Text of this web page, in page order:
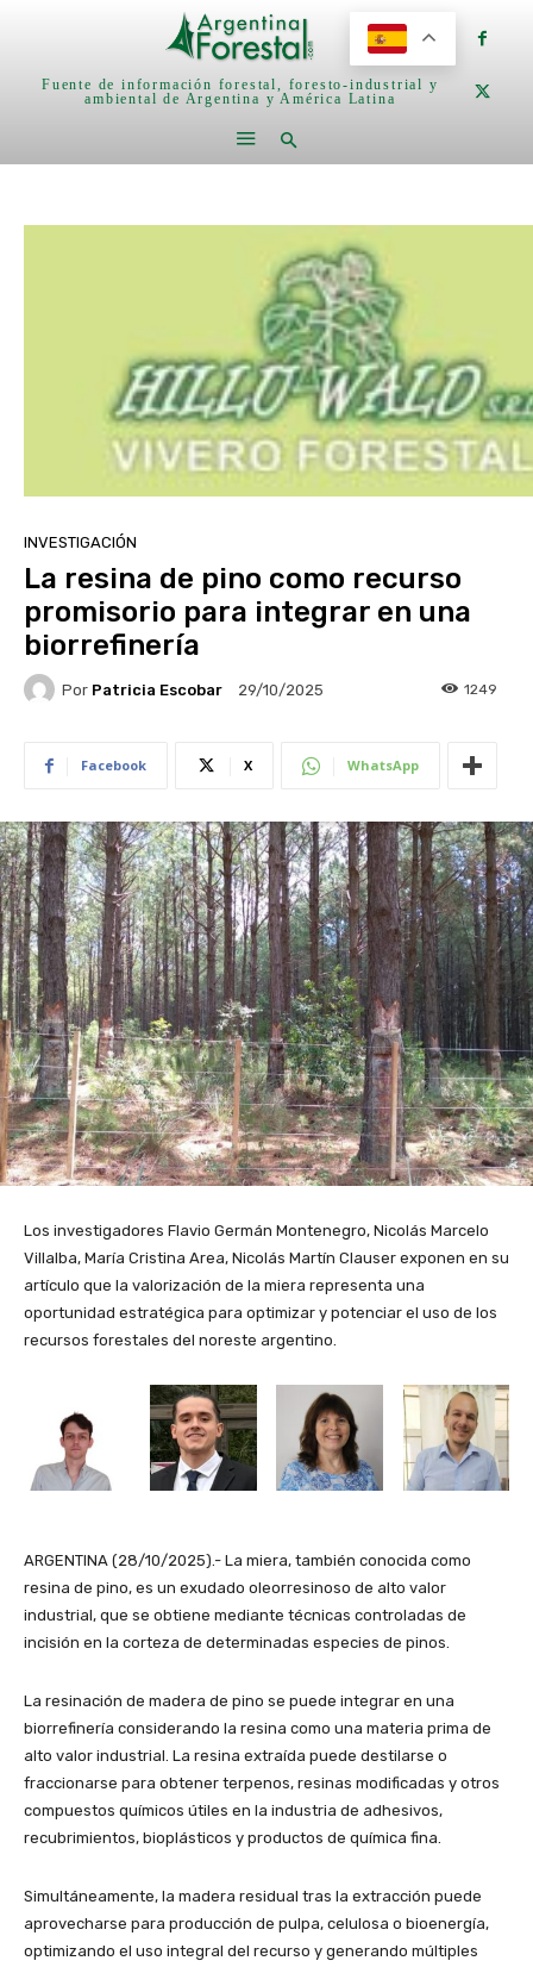
Fuente de información forestal, foresto-industrial y
ambiental de Argentina y América Latina
INVESTIGACIÓN
La resina de pino como recurso
promisorio para integrar en una
biorrefinería
Por Patricia Escobar 29/10/2025 1249
Facebook X WhatsApp
Los investigadores Flavio Germán Montenegro, Nicolás Marcelo
Villalba, María Cristina Area, Nicolás Martín Clauser exponen en su
artículo que la valorización de la miera representa una
oportunidad estratégica para optimizar y potenciar el uso de los
recursos forestales del noreste argentino.
ARGENTINA (28/10/2025).- La miera, también conocida como
resina de pino, es un exudado oleorresinoso de alto valor
industrial, que se obtiene mediante técnicas controladas de
incisión en la corteza de determinadas especies de pinos.
La resinación de madera de pino se puede integrar en una
biorrefinería considerando la resina como una materia prima de
alto valor industrial. La resina extraída puede destilarse o
fraccionarse para obtener terpenos, resinas modificadas y otros
compuestos químicos útiles en la industria de adhesivos,
recubrimientos, bioplásticos y productos de química fina.
Simultáneamente, la madera residual tras la extracción puede
aprovecharse para producción de pulpa, celulosa o bioenergía,
optimizando el uso integral del recurso y generando múltiples